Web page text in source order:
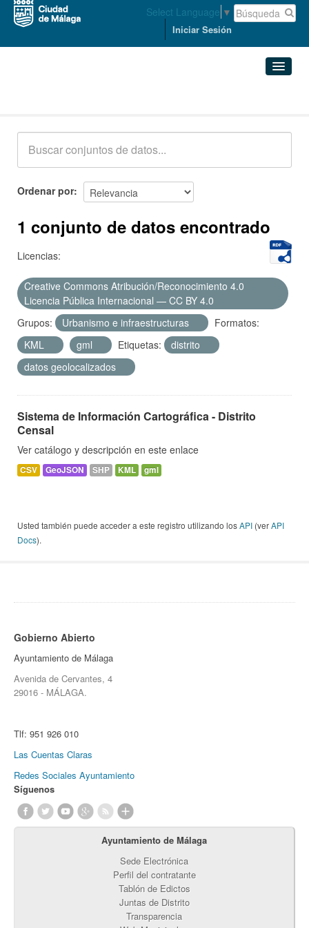
Select Language ▼
Iniciar Sesión
Acerca de
Ordenar por
1 conjunto de datos encontrado
Licencias:
Creative Commons Atribución/Reconocimiento 4.0
Licencia Pública Internacional — CC BY 4.0
Grupos:
Urbanismo e infraestructuras
Formatos:
KML
gml Etiquetas:
distrito
datos geolocalizados
Sistema de Información Cartográfica - Distrito
Censal
Ver catálogo y descripción en este enlace
CSV GeoJSON SHP KML gml
Usted también puede acceder a este registro utilizando losAPI (verAPI
Docs).
Gobierno Abierto
Ayuntamiento de Málaga
Avenida de Cervantes, 4
29016 - MÁLAGA.
Tlf: 951 926 010
Las Cuentas Claras
Redes Sociales Ayuntamiento
Síguenos
Ayuntamiento de Málaga
Sede Electrónica
Perfil del contratante
Tablón de Edictos
Juntas de Distrito
Transparencia